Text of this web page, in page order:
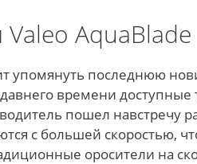
AquaBlade
упомянуть последнюю
времени
пошел навстречу
с большей скоростью,
оросители на